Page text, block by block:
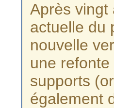
Après vingt
actuelle du
nouvelle
une
supports
également